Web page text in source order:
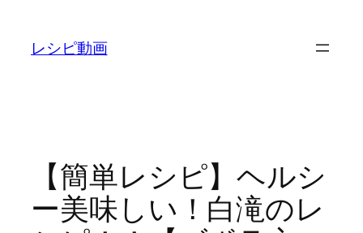
レシピ動画
【簡単レシピ】ヘルシ
ー美味しい！白滝のレ